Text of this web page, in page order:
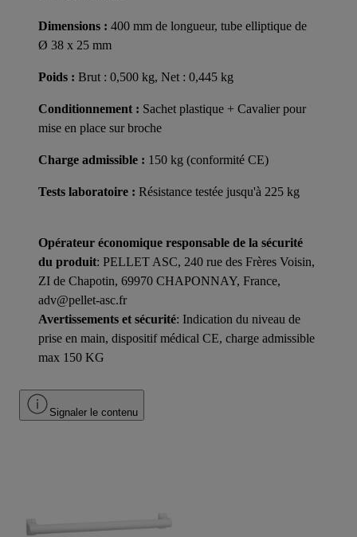
Dimensions : 400 mm de longueur, tube elliptique de
Ø 38 x 25 mm
Poids : Brut : 0,500 kg, Net : 0,445 kg
Conditionnement : Sachet plastique + Cavalier pour
mise en place sur broche
Charge admissible : 150 kg (conformité CE)
Tests laboratoire : Résistance testée jusqu'à 225 kg
Opérateur économique responsable de la sécurité
du produit: PELLET ASC, 240 rue des Frères Voisin,
ZI de Chapotin, 69970 CHAPONNAY, France,
adv@pellet-asc.fr
Avertissements et sécurité: Indication du niveau de
prise en main, dispositif médical CE, charge admissible
max 150 KG
Signaler le contenu